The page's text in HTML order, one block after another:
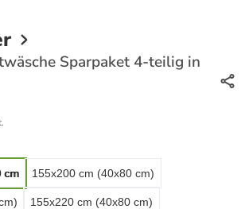
Sparpaket 4-teilig in
cm 155x200 cm (40x80 cm)
155x220 cm (40x80 cm)